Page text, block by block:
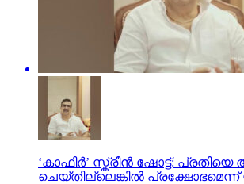
‘കാഫിർ’ സ്ക്രീൻ ഷോട്ട്: പ്രതിയെ
ചെയ്തില്ലെങ്കിൽ